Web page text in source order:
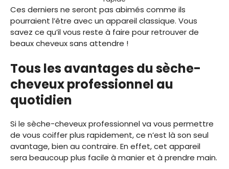
Ces derniers ne seront pas abimés comme ils
pourraient l’être avec un appareil classique. Vous
savez ce qu’il vous reste à faire pour retrouver de
beaux cheveux sans attendre !
Tous les avantages du sèche-
cheveux professionnel au
quotidien
Si le sèche-cheveux professionnel va vous permettre
de vous coiffer plus rapidement, ce n’est là son seul
avantage, bien au contraire. En effet, cet appareil
sera beaucoup plus facile à manier et à prendre main.